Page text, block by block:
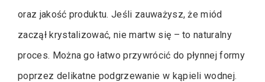
oraz jakość produktu. Jeśli zauważysz, że miód
zaczął krystalizować, nie martw się – to naturalny
proces. Można go łatwo przywrócić do płynnej formy
poprzez delikatne podgrzewanie w kąpieli wodnej.